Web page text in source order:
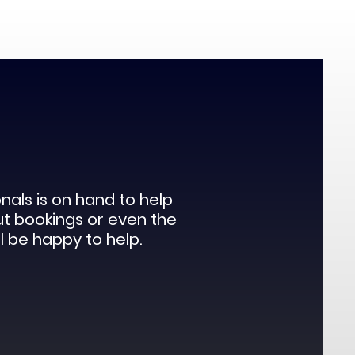
is on hand to help
bookings or even the
be happy to help.